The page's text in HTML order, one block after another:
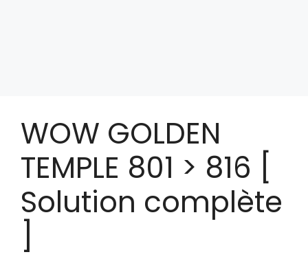
WOW GOLDEN
TEMPLE 801 > 816 [
Solution complète